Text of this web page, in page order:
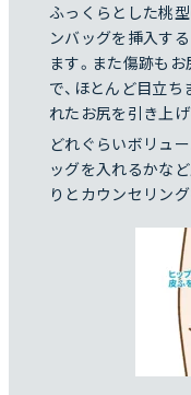
ふっくらとした桃
ンバッグを挿入す
ます。また傷跡も
で、ほとんど目立
れたお尻を引き上
どれぐらいボリュ
ッグを入れるかな
りとカウンセリン